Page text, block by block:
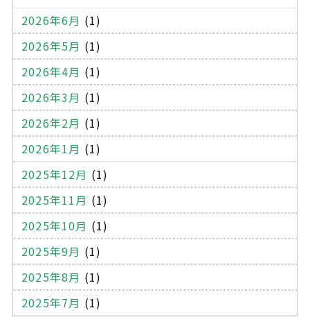
書庫
ワゴン ロッカー
応接セット
受付用のカウンター
金庫 OA機器
木製パレット
プラスティックパレット
一般廃棄物
木くず
段ボール
エアーキャップ
ミラーマット
梱包テープ
ストレッチフィルム
薄型ケース
ール便用ケース
厚紙封筒 宅配袋
宅配封筒
シュレッダー
溶解処理 機密文書
機密書類
サイディング材
外壁 建築
蛍光灯
蛍光灯の廃棄
処分方法 持ち込み処分
オフィス
模様替え
引っ越し 学校 電球
中間処理
収集運搬
自己搬入 委託契約 処理業者
大阪
感染性廃棄物
廃棄方法 廃棄物の分類
排出事業者
リサイクル
マテリアルリサイクル
2026年6月 (1)
2026年5月 (1)
2026年4月 (1)
2026年3月 (1)
2026年2月 (1)
2026年1月 (1)
2025年12月 (1)
2025年11月 (1)
2025年10月 (1)
2025年9月 (1)
2025年8月 (1)
2025年7月 (1)